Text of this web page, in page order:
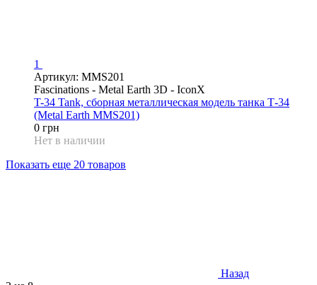
1
Артикул: MMS201
Fascinations - Metal Earth 3D - IconX
T-34 Tank, сборная металлическая модель танка Т-34
(Metal Earth MMS201)
0 грн
Нет в наличии
Показать еще 20 товаров
Назад